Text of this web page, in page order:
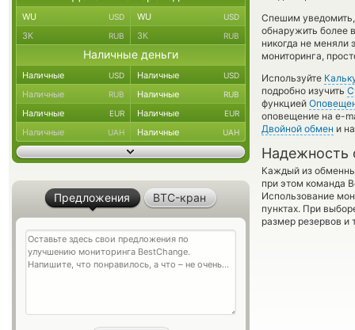
Спешим
обнаружить более
никогда не
мониторинга,
Используйте
подробно изучить
функцией
оповещение на e-
Двойной обмен и
Надежность
Каждый из
при этом команда
Использование
пунктах. При
размер резервов и
WU USD WU USD
ЗК RUB ЗК RUB
Наличные деньги
Наличные USD Наличные USD
Наличные RUB Наличные RUB
Наличные EUR Наличные EUR
Наличные UAH Наличные UAH
Предложения BTC-кран